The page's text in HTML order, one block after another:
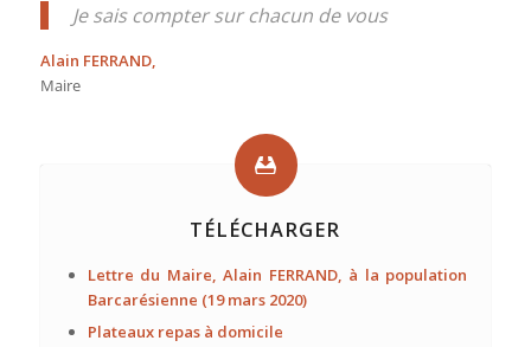
Je sais compter sur chacun de vous
Alain FERRAND,
Maire
TÉLÉCHARGER
Lettre du Maire, Alain FERRAND, à la population
Barcarésienne (19 mars 2020)
Plateaux repas à domicile